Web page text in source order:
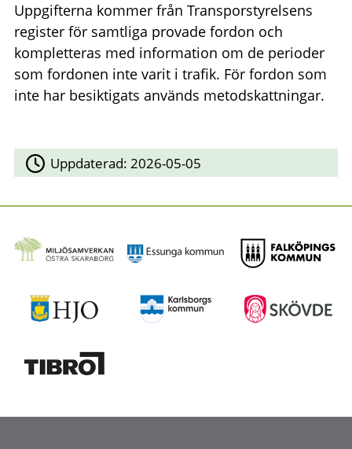
Uppgifterna kommer från Transporstyrelsens
register för samtliga provade fordon och
kompletteras med information om de perioder
som fordonen inte varit i trafik. För fordon som
inte har besiktigats används metodskattningar.
Uppdaterad: 2026-05-05